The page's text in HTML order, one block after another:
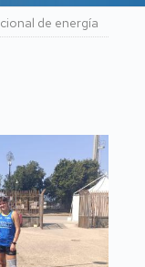
de energía